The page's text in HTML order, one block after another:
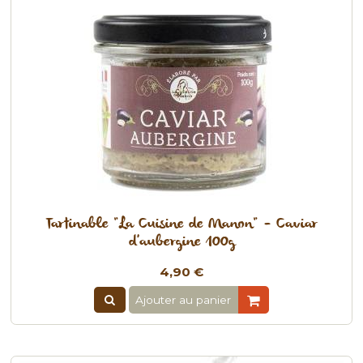
Tartinable "La Cuisine de Manon" - Caviar
d'aubergine 100g
4,90 €
Ajouter au panier